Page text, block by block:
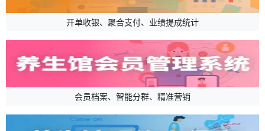
开单收银、聚合支付、业绩提成统计
会员档案、智能分群、精准营销